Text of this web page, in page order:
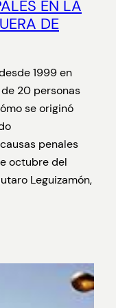
EN LA
DE
1999 en
20 personas
se originó
penales
octubre del
Leguizamón,